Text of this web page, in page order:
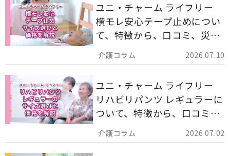
2026.07.10
ユニ・チャーム ライフリー
横モレ安心テープ止めについ
て、特徴から、口コミ、災害
備蓄としての活用法まで分か
りやすく解説します。
2026.07.02
ユニ・チャーム ライフリー
リハビリパンツ レギュラーに
ついて、特徴から、口コミ、
災害備蓄としての活用法まで
分かりやすく解説します。